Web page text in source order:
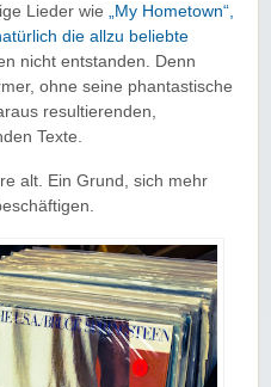
Lieder wie
„My Hometown“,
die allzu beliebte
nicht entstanden. Denn
ohne seine phantastische
resultierenden,
Texte.
alt. Ein Grund, sich mehr